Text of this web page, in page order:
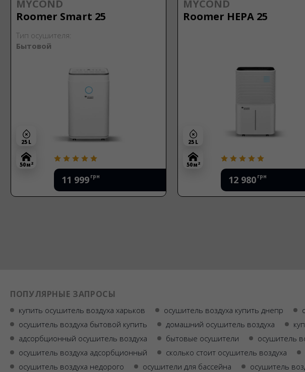
MYCOND
Roomer Smart 25
Тип осушителя:
Бытовой
11 999 грн
25 L
50 м 2
MYCOND
Roomer HEPA 25
12 980 грн
25 L
50 м 2
ПОПУЛЯРНЫЕ ЗАПРОСЫ
купить осушитель воздуха харьков осушитель воздуха купить днепр
осушитель воздуха бытовой купить
домашний осушитель воздуха
адсорбционный осушитель воздуха
бытовые осушители осушитель
осушитель воздуха адсорбционный
сколько стоит осушитель воздуха
осушитель воздуха недорого
осушители для бассейна осушитель